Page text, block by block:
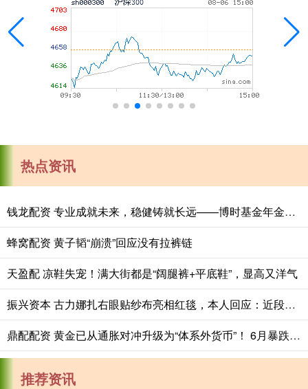
热点资讯
钱龙配资 专业成就未来，稳健铸就长远——博时基金年金业务高质量发展纪实
蜂窝配资 黄子韬“崩溃”回应没有拉裤链
天盈配 凉鞋失宠！满大街都是“阔腿裤+平底鞋”，显高又洋气
振兴资本 古力娜扎右眼贴纱布亮相红毯，本人回应：近段时间工作强度太大，免疫力下降，眼睛里长了东西
鼎配配资 黄金已从通胀对冲升级为“体系外货币”！ 6月暴跌12%后3983成中期观察位
推荐资讯